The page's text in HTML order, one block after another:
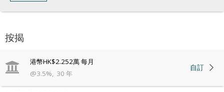
按揭
港幣HK$2.252萬每月
@3.5%, 30 年
自訂